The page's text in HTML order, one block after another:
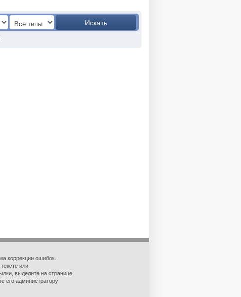
Искать
коррекции ошибок.
или
выделите на странице
его администратору